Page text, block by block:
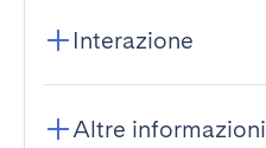
Interazione
Altre informazioni